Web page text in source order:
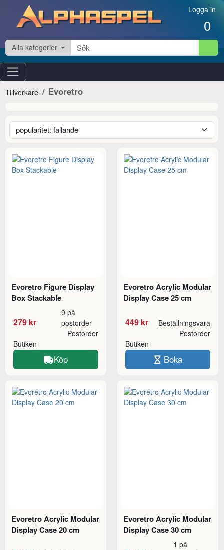
Hoppa till innehåll Logga in
0
Alla kategorier
Tillverkare Evoretro
Evoretro Figure Display
Box Stackable
279 kr
9 på
postorder
Butiken
Postorder
Köp
Evoretro Acrylic Modular
Display Case 25 cm
449 kr Beställningsvara
Butiken
Postorder
Boka
Evoretro Acrylic Modular
Display Case 20 cm
Evoretro Acrylic Modular
Display Case 30 cm
1 på